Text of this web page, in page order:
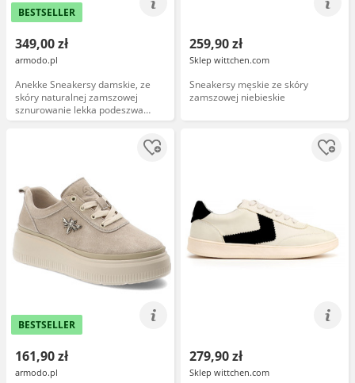
BESTSELLER
349,00 zł
armodo.pl
Anekke Sneakersy damskie, ze
skóry naturalnej zamszowej
sznurowanie lekka podeszwa
sportowy styl casual, białe, 42370-
259,90 zł
Sklep wittchen.com
Sneakersy męskie ze skóry
zamszowej niebieskie
BESTSELLER
161,90 zł
armodo.pl
279,90 zł
Sklep wittchen.com